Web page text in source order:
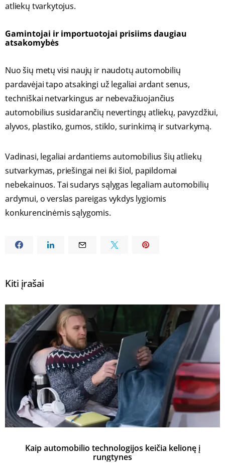
atliekų tvarkytojus.
Gamintojai ir importuotojai prisiims daugiau
atsakomybės
Nuo šių metų visi naujų ir naudotų automobilių
pardavėjai tapo atsakingi už legaliai ardant senus,
techniškai netvarkingus ar nebevažiuojančius
automobilius susidarančių nevertingų atliekų, pavyzdžiui,
alyvos, plastiko, gumos, stiklo, surinkimą ir sutvarkymą.
Vadinasi, legaliai ardantiems automobilius šių atliekų
sutvarkymas, priešingai nei iki šiol, papildomai
nebekainuos. Tai sudarys sąlygas legaliam automobilių
ardymui, o verslas pareigas vykdys lygiomis
konkurencinėmis sąlygomis.
Kiti įrašai
Kaip automobilio technologijos keičia kelionę į
rungtynes